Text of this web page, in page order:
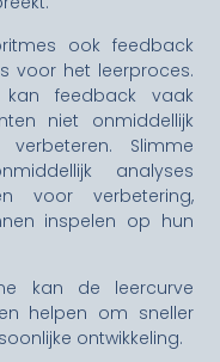
ook feedback
voor het leerproces.
kan feedback vaak
niet onmiddellijk
Slimme
analyses
voor verbetering,
inspelen op hun
kan de leercurve
helpen om sneller
ontwikkeling.